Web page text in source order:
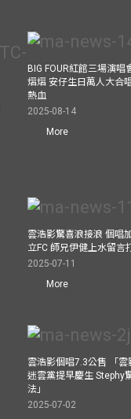
BIG FOUR紅館三場演
熠熠 安仔生日萬人大合
熱血
2025-08-14
More
雲浩影驚喜浪接浪 個唱
立FC 師兄伊健上水留言
2025-07-11
More
雲浩影個唱7.3公售 「
迷雲黨提早慶生 Stephy
法」
2025-07-02